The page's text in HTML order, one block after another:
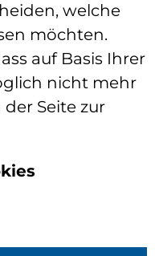
welche
möchten.
auf Basis Ihrer
nicht mehr
Seite zur